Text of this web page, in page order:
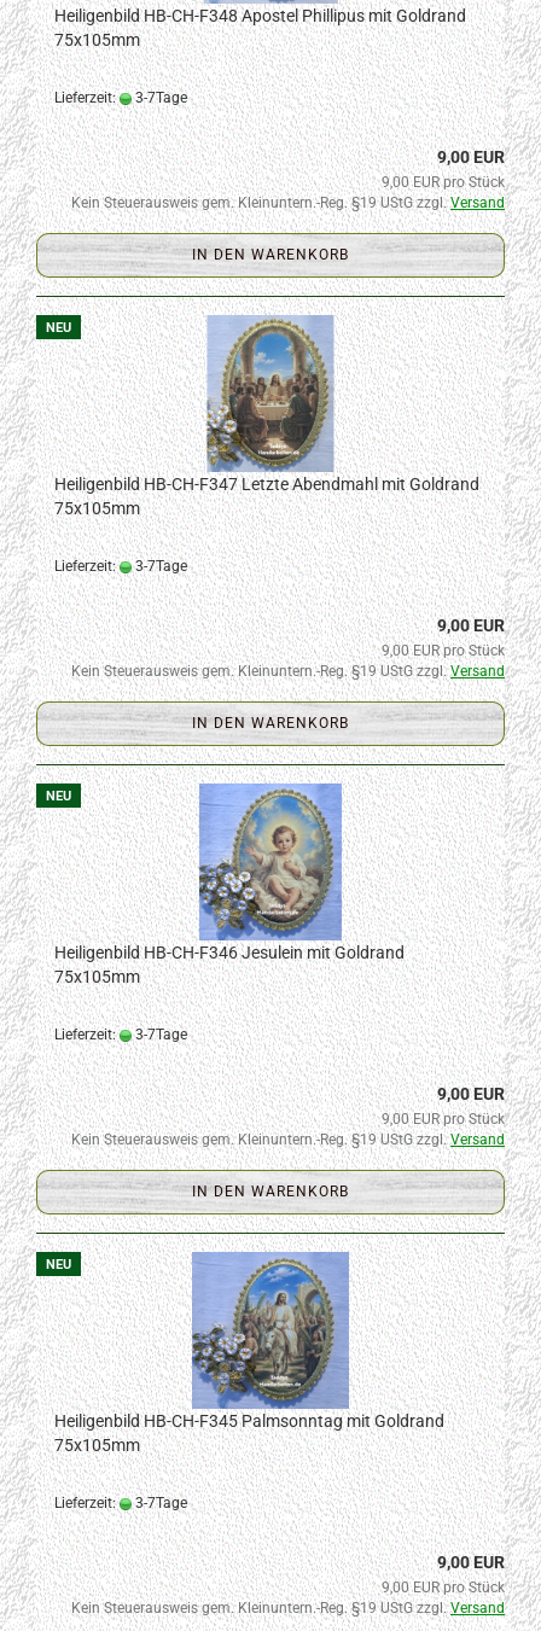
Heiligenbild HB-CH-F348 Apostel Phillipus mit Goldrand
75x105mm
Lieferzeit: 3-7Tage
9,00 EUR
9,00 EUR pro Stück
Kein Steuerausweis gem. Kleinuntern.-Reg. §19 UStG zzgl.Versand
IN DEN WARENKORB
NEU
Heiligenbild HB-CH-F347 Letzte Abendmahl mit Goldrand
75x105mm
Lieferzeit: 3-7Tage
9,00 EUR
9,00 EUR pro Stück
Kein Steuerausweis gem. Kleinuntern.-Reg. §19 UStG zzgl.Versand
IN DEN WARENKORB
NEU
Heiligenbild HB-CH-F346 Jesulein mit Goldrand
75x105mm
Lieferzeit: 3-7Tage
9,00 EUR
9,00 EUR pro Stück
Kein Steuerausweis gem. Kleinuntern.-Reg. §19 UStG zzgl.Versand
IN DEN WARENKORB
NEU
Heiligenbild HB-CH-F345 Palmsonntag mit Goldrand
75x105mm
Lieferzeit: 3-7Tage
9,00 EUR
9,00 EUR pro Stück
Kein Steuerausweis gem. Kleinuntern.-Reg. §19 UStG zzgl.Versand